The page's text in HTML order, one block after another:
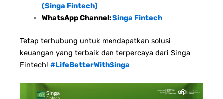
(Singa Fintech)
WhatsApp Channel:Singa Fintech
Tetap terhubung untuk mendapatkan solusi
keuangan yang terbaik dan terpercaya dari Singa
Fintech! #LifeBetterWithSinga